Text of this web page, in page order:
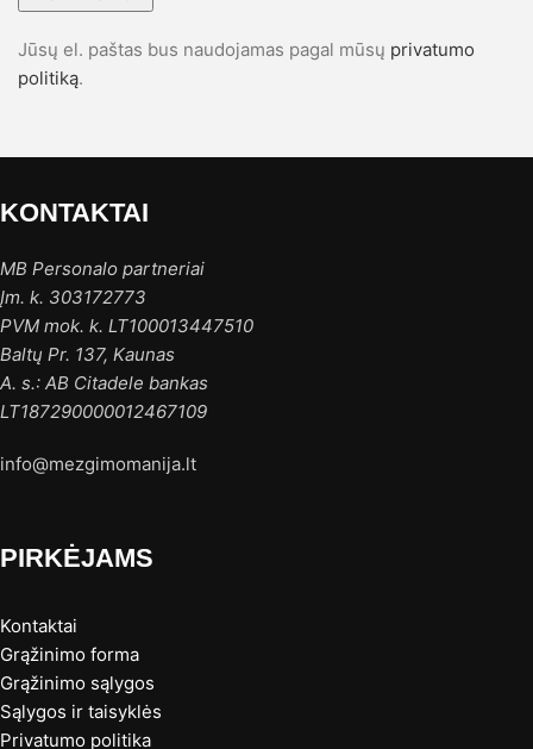
Jūsų el. paštas bus naudojamas pagal mūsų privatumo
politiką.
KONTAKTAI
MB Personalo partneriai
Įm. k. 303172773
PVM mok. k. LT100013447510
Baltų Pr. 137, Kaunas
A. s.: AB Citadele bankas
LT187290000012467109
info@mezgimomanija.lt
PIRKĖJAMS
Kontaktai
Grąžinimo forma
Grąžinimo sąlygos
Sąlygos ir taisyklės
Privatumo politika